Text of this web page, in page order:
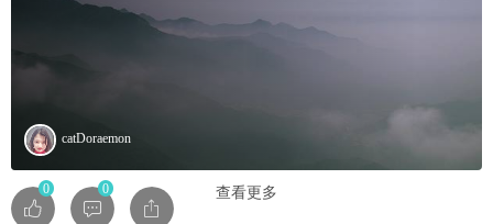
catDoraemon
查看更多
0 0